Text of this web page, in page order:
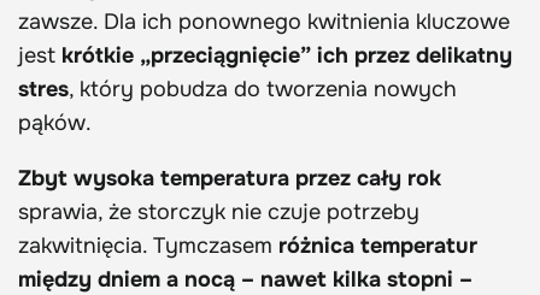
zawsze. Dla ich ponownego kwitnienia kluczowe
jest krótkie „przeciągnięcie” ich przez delikatny
stres, który pobudza do tworzenia nowych
pąków.
Zbyt wysoka temperatura przez cały rok
sprawia, że storczyk nie czuje potrzeby
zakwitnięcia. Tymczasem różnica temperatur
między dniem a nocą – nawet kilka stopni –